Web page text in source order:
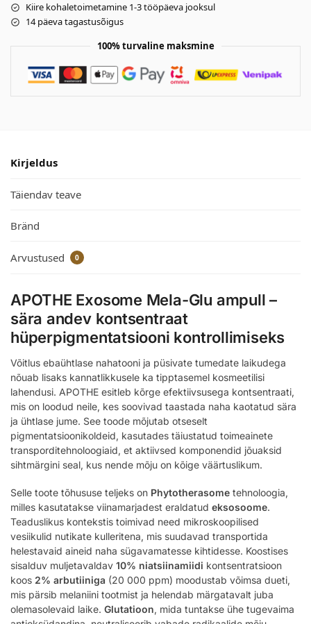
Kiire kohaletoimetamine 1-3 tööpäeva jooksul
14 päeva tagastusõigus
100% turvaline maksmine
Kirjeldus
Täiendav teave
Bränd
Arvustused 0
APOTHE Exosome Mela-Glu ampull –
sära andev kontsentraat
hüperpigmentatsiooni kontrollimiseks
Võitlus ebaühtlase nahatooni ja püsivate tumedate laikudega
nõuab lisaks kannatlikkusele ka tipptasemel kosmeetilisi
lahendusi. APOTHE esitleb kõrge efektiivsusega kontsentraati,
mis on loodud neile, kes soovivad taastada naha kaotatud sära
ja ühtlase jume. See toode mõjutab otseselt
pigmentatsioonikoldeid, kasutades täiustatud toimeainete
transporditehnoloogiaid, et aktiivsed komponendid jõuaksid
sihtmärgini seal, kus nende mõju on kõige väärtuslikum.
Selle toote tõhususe teljeks on Phytotherasome tehnoloogia,
milles kasutatakse viinamarjadest eraldatud eksosoome.
Teaduslikus kontekstis toimivad need mikroskoopilised
vesiikulid nutikate kulleritena, mis suudavad transportida
helestavaid aineid naha sügavamatesse kihtidesse. Koostises
sisalduv muljetavaldav 10% niatsiinamiidi kontsentratsioon
koos 2% arbutiiniga (20 000 ppm) moodustab võimsa dueti,
mis pärsib melaniini tootmist ja helendab märgatavalt juba
olemasolevaid laike. Glutatioon, mida tuntakse ühe tugevaima